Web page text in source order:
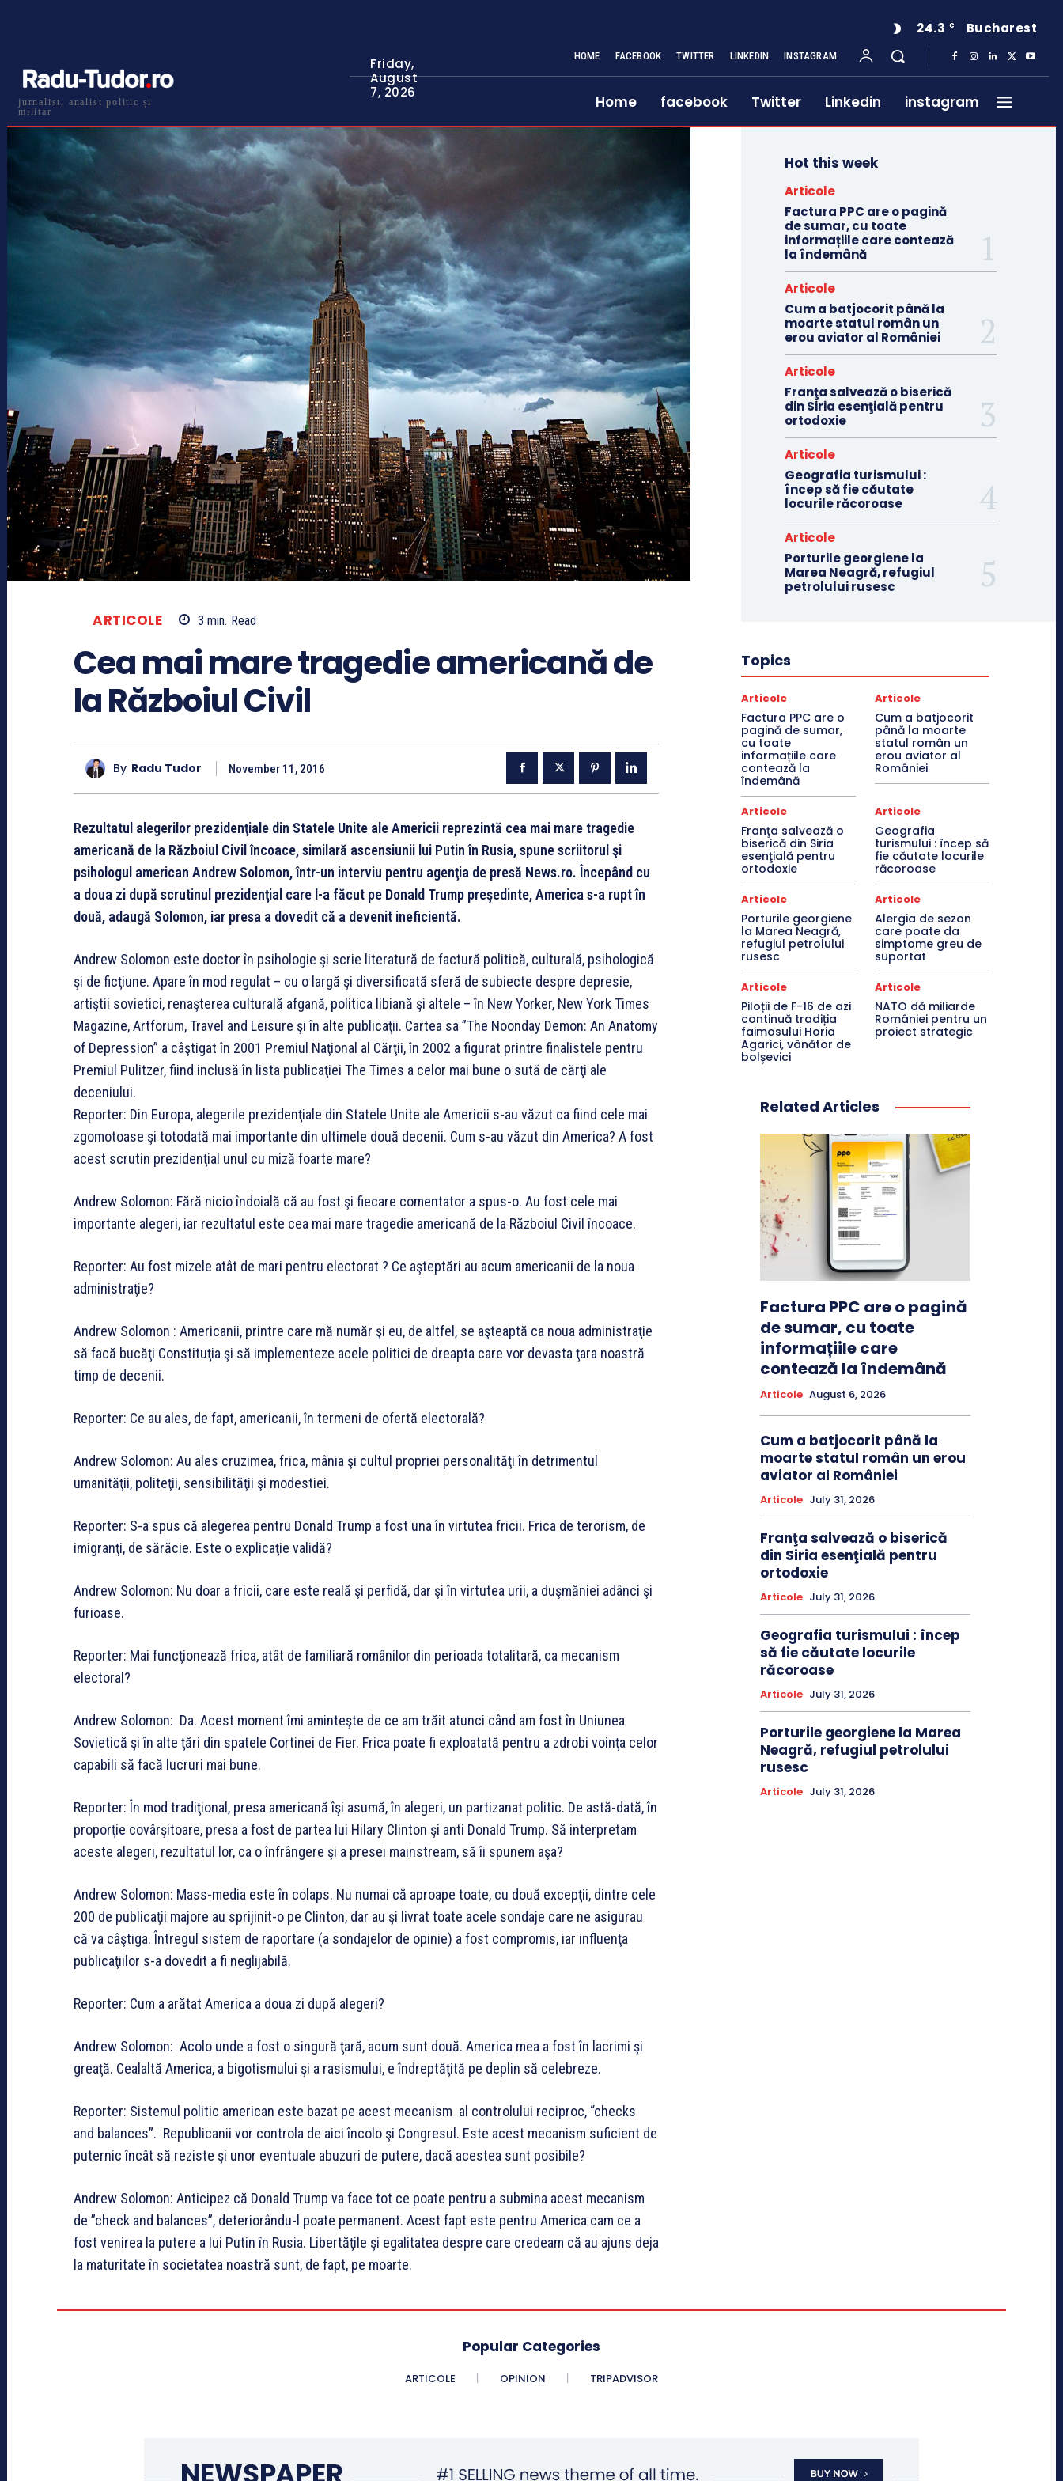
jurnalist, analist politic și
militar
Friday,
August
7, 2026
24.3 C Bucharest
HOME FACEBOOK TWITTER LINKEDIN INSTAGRAM
Home facebook Twitter Linkedin instagram
ARTICOLE 3 min. Read
Cea mai mare tragedie americană de
la Războiul Civil
By Radu Tudor November 11, 2016
Rezultatul alegerilor prezidenţiale din Statele Unite ale Americii reprezintă cea mai mare tragedie
americană de la Războiul Civil încoace, similară ascensiunii lui Putin în Rusia, spune scriitorul şi
psihologul american Andrew Solomon, într-un interviu pentru agenţia de presă News.ro. Începând cu
a doua zi după scrutinul prezidenţial care l-a făcut pe Donald Trump preşedinte, America s-a rupt în
două, adaugă Solomon, iar presa a dovedit că a devenit ineficientă.
Andrew Solomon este doctor în psihologie şi scrie literatură de factură politică, culturală, psihologică
şi de ficţiune. Apare în mod regulat – cu o largă şi diversificată sferă de subiecte despre depresie,
artiştii sovietici, renaşterea culturală afgană, politica libiană şi altele – în New Yorker, New York Times
Magazine, Artforum, Travel and Leisure şi în alte publicaţii. Cartea sa ”The Noonday Demon: An Anatomy
of Depression” a câştigat în 2001 Premiul Naţional al Cărţii, în 2002 a figurat printre finalistele pentru
Premiul Pulitzer, fiind inclusă în lista publicaţiei The Times a celor mai bune o sută de cărţi ale
deceniului.
Reporter: Din Europa, alegerile prezidenţiale din Statele Unite ale Americii s-au văzut ca fiind cele mai
zgomotoase şi totodată mai importante din ultimele două decenii. Cum s-au văzut din America? A fost
acest scrutin prezidenţial unul cu miză foarte mare?
Andrew Solomon: Fără nicio îndoială că au fost şi fiecare comentator a spus-o. Au fost cele mai
importante alegeri, iar rezultatul este cea mai mare tragedie americană de la Războiul Civil încoace.
Reporter: Au fost mizele atât de mari pentru electorat ? Ce aşteptări au acum americanii de la noua
administraţie?
Andrew Solomon : Americanii, printre care mă număr şi eu, de altfel, se aşteaptă ca noua administraţie
să facă bucăţi Constituţia şi să implementeze acele politici de dreapta care vor devasta ţara noastră
timp de decenii.
Reporter: Ce au ales, de fapt, americanii, în termeni de ofertă electorală?
Andrew Solomon: Au ales cruzimea, frica, mânia şi cultul propriei personalităţi în detrimentul
umanităţii, politeţii, sensibilităţii şi modestiei.
Reporter: S-a spus că alegerea pentru Donald Trump a fost una în virtutea fricii. Frica de terorism, de
imigranţi, de sărăcie. Este o explicaţie validă?
Andrew Solomon: Nu doar a fricii, care este reală şi perfidă, dar şi în virtutea urii, a duşmăniei adânci şi
furioase.
Reporter: Mai funcţionează frica, atât de familiară românilor din perioada totalitară, ca mecanism
electoral?
Andrew Solomon: Da. Acest moment îmi aminteşte de ce am trăit atunci când am fost în Uniunea
Sovietică şi în alte ţări din spatele Cortinei de Fier. Frica poate fi exploatată pentru a zdrobi voinţa celor
capabili să facă lucruri mai bune.
Reporter: În mod tradiţional, presa americană îşi asumă, în alegeri, un partizanat politic. De astă-dată, în
proporţie covârşitoare, presa a fost de partea lui Hilary Clinton şi anti Donald Trump. Să interpretam
aceste alegeri, rezultatul lor, ca o înfrângere şi a presei mainstream, să îi spunem aşa?
Andrew Solomon: Mass-media este în colaps. Nu numai că aproape toate, cu două excepţii, dintre cele
200 de publicaţii majore au sprijinit-o pe Clinton, dar au şi livrat toate acele sondaje care ne asigurau
că va câştiga. Întregul sistem de raportare (a sondajelor de opinie) a fost compromis, iar influenţa
publicaţiilor s-a dovedit a fi neglijabilă.
Reporter: Cum a arătat America a doua zi după alegeri?
Andrew Solomon: Acolo unde a fost o singură ţară, acum sunt două. America mea a fost în lacrimi şi
greaţă. Cealaltă America, a bigotismului şi a rasismului, e îndreptăţită pe deplin să celebreze.
Reporter: Sistemul politic american este bazat pe acest mecanism al controlului reciproc, “checks
and balances”. Republicanii vor controla de aici încolo şi Congresul. Este acest mecanism suficient de
puternic încât să reziste şi unor eventuale abuzuri de putere, dacă acestea sunt posibile?
Andrew Solomon: Anticipez că Donald Trump va face tot ce poate pentru a submina acest mecanism
de ”check and balances”, deteriorându-l poate permanent. Acest fapt este pentru America cam ce a
fost venirea la putere a lui Putin în Rusia. Libertăţile şi egalitatea despre care credeam că au ajuns deja
la maturitate în societatea noastră sunt, de fapt, pe moarte.
Hot this week
Articole
Factura PPC are o pagină
de sumar, cu toate
informațiile care contează
la îndemână
Articole
Cum a batjocorit până la
moarte statul român un
erou aviator al României
Articole
Franţa salvează o biserică
din Siria esenţială pentru
ortodoxie
Articole
Geografia turismului :
încep să fie căutate
locurile răcoroase
Articole
Porturile georgiene la
Marea Neagră, refugiul
petrolului rusesc
Topics
Articole
Factura PPC are o
pagină de sumar,
cu toate
informațiile care
contează la
îndemână
Articole
Cum a batjocorit
până la moarte
statul român un
erou aviator al
României
Articole
Franţa salvează o
biserică din Siria
esenţială pentru
ortodoxie
Articole
Geografia
turismului : încep să
fie căutate locurile
răcoroase
Articole
Porturile georgiene
la Marea Neagră,
refugiul petrolului
rusesc
Articole
Alergia de sezon
care poate da
simptome greu de
suportat
Articole
Piloții de F-16 de azi
continuă tradiția
faimosului Horia
Agarici, vânător de
bolșevici
Articole
NATO dă miliarde
României pentru un
proiect strategic
Related Articles
Factura PPC are o pagină
de sumar, cu toate
informațiile care
contează la îndemână
Articole August 6, 2026
Cum a batjocorit până la
moarte statul român un erou
aviator al României
Articole July 31, 2026
Franţa salvează o biserică
din Siria esenţială pentru
ortodoxie
Articole July 31, 2026
Geografia turismului : încep
să fie căutate locurile
răcoroase
Articole July 31, 2026
Porturile georgiene la Marea
Neagră, refugiul petrolului
rusesc
Articole July 31, 2026
Popular Categories
ARTICOLE OPINION TRIPADVISOR